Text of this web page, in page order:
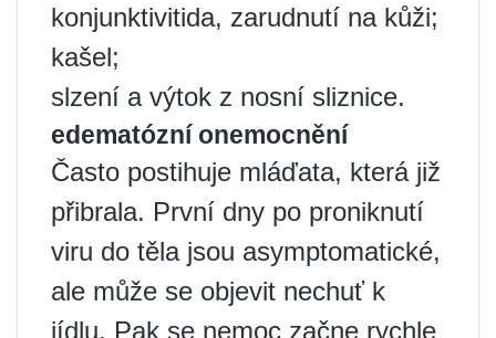
konjunktivitida, zarudnutí na kůži;
kašel;
slzení a výtok z nosní sliznice.
edematózní onemocnění
Často postihuje mláďata, která již
přibrala. První dny po proniknutí
viru do těla jsou asymptomatické,
ale může se objevit nechuť k
jídlu. Pak se nemoc začne rychle